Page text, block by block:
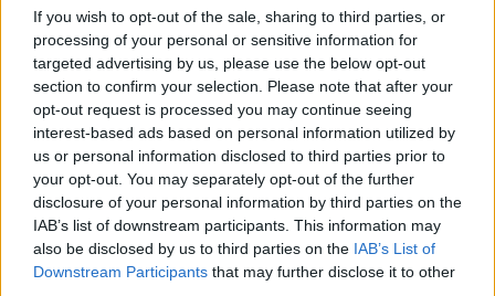
If you wish to opt-out of the sale, sharing to third parties, or
processing of your personal or sensitive information for
targeted advertising by us, please use the below opt-out
section to confirm your selection. Please note that after your
opt-out request is processed you may continue seeing
interest-based ads based on personal information utilized by
us or personal information disclosed to third parties prior to
your opt-out. You may separately opt-out of the further
disclosure of your personal information by third parties on the
IAB’s list of downstream participants. This information may
also be disclosed by us to third parties on the IAB’s List of
Downstream Participants that may further disclose it to other
22:19
ΑΘΛΗΤΙΚΑ
Europa League: Η ΤΣΣΚΑ Σόφιας διέλυσε 3-0
την Μακάμπι Τελ Αβίβ και ετοιμάζεται για
ΟΦΗ (βίντεο)
22:14
ΠΕΡΙΕΡΓΑ - ΠΑΡΑΞΕΝΑ
Βέλγιο: Ζει σε πλωτό σπίτι 23 μέτρων εδώ και
χρόνια
ΠΕΡΙΣΣΟΤΕΡΑ
GOSSIP - LIFESTYLE
Η Μπάρμπρα Στρέιζαντ υπογράφει το
πρώτο της παιδικό βιβλίο